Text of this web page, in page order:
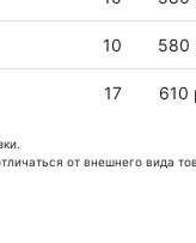
10 580
17 610
от внешнего вида